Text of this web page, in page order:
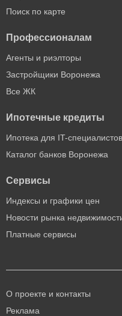
Поиск по карте
Профессионалам
Агенты и риэлторы
Застройщики Воронежа
Все ЖК
Ипотечные кредиты
Ипотека для IT-специалистов
Каталог банков Воронежа
Сервисы
Индексы и графики цен
Новости рынка
Платные сервисы
О проекте и контакты
Реклама